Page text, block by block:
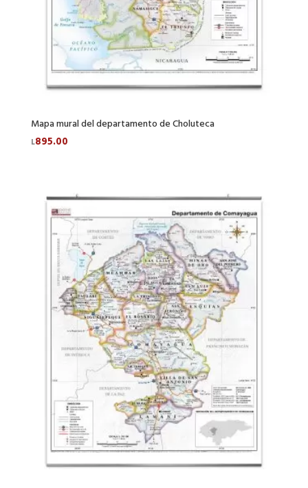
Mapa mural del departamento de Choluteca
L895.00